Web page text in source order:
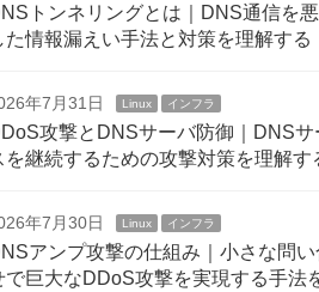
トンネリングとは｜DNS通信を悪
た情報漏えい手法と対策を理解する
年7月31日 Linux インフラ
攻撃とDNSサーバ防御｜DNSサ
を継続するための攻撃対策を理解す
年7月30日 Linux インフラ
アンプ攻撃の仕組み｜小さな問い
で巨大なDDoS攻撃を実現する手法